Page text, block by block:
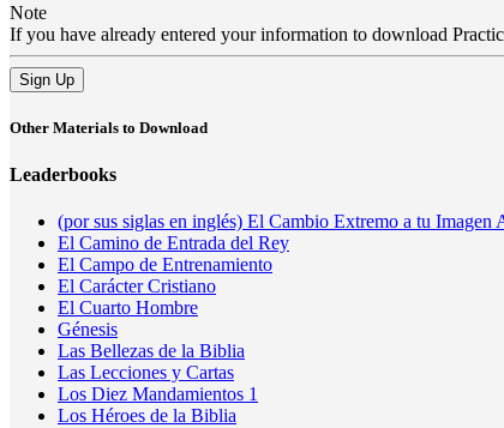
Note
If you have already entered your information to download
Sign Up
Other Materials to Download
Leaderbooks
(por sus siglas en inglés) El Cambio Extremo a tu Imagen
El Camino de Entrada del Rey
El Campo de Entrenamiento
El Carácter Cristiano
El Cuarto Hombre
Génesis
Las Bellezas de la Biblia
Las Lecciones y Cartas
Los Diez Mandamientos 1
Los Héroes de la Biblia